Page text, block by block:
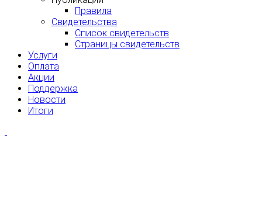
Правила
Свидетельства
Список свидетельств
Страницы свидетельств
Услуги
Оплата
Акции
Поддержка
Новости
Итоги